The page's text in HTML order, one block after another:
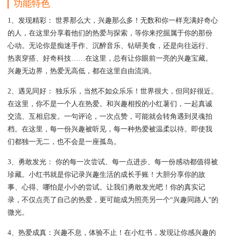
功能特色
1、发现精彩： 世界那么大，兴趣那么多！无数和你一样充满好奇心
的人，在这里分享着他们的热爱与探索，等你来挖掘属于你的那份
心动。无论你是痴迷手作、沉醉音乐、钻研美食，还是向往远行、
热衷穿搭、好奇科技……在这里，总有让你眼前一亮的兴趣宝藏。
兴趣无边界，热爱无高低，都在这里自由流淌。
2、遇见同好： 独乐乐，当然不如众乐乐！世界很大，但同好很近。
在这里，你不是一个人在热爱。和兴趣相投的小红薯们，一起真诚
交流、互相启发。一句评论，一次点赞，可能就会转角遇到灵魂拍
档。在这里，每一份兴趣被听见，每一种热爱被温柔以待。即使我
们都独一无二，也不会是一座孤岛。
3、勇敢发光： 你的每一次尝试、每一点进步、每一份感动都值得被
珍藏。小红书就是你记录兴趣生活的成长手账！大胆分享你的故
事、心得、哪怕是小小的尝试。让我们勇敢发光吧！你的真实记
录，不仅点亮了自己的热爱，更可能成为照亮另一个“兴趣同路人”的
微光。
4、热爱成真：兴趣不息，体验不止！在小红书，发现让你感兴趣的